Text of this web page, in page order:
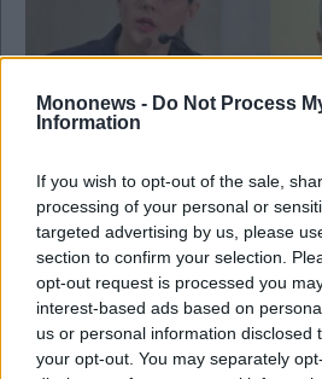
Mononews - Do Not Process
Information
If you wish to opt-out of the sale,
processing of your personal or
targeted advertising by us, please
section to confirm your selection.
opt-out request is processed you
interest-based ads based on
us or personal information disclosed
your opt-out. You may separately
Κοινωνία
Άρειος Πάγος: Συντριπτικό
προσφυγή Κοβέσι για 5ετή
θητείας Ελλήνων στην